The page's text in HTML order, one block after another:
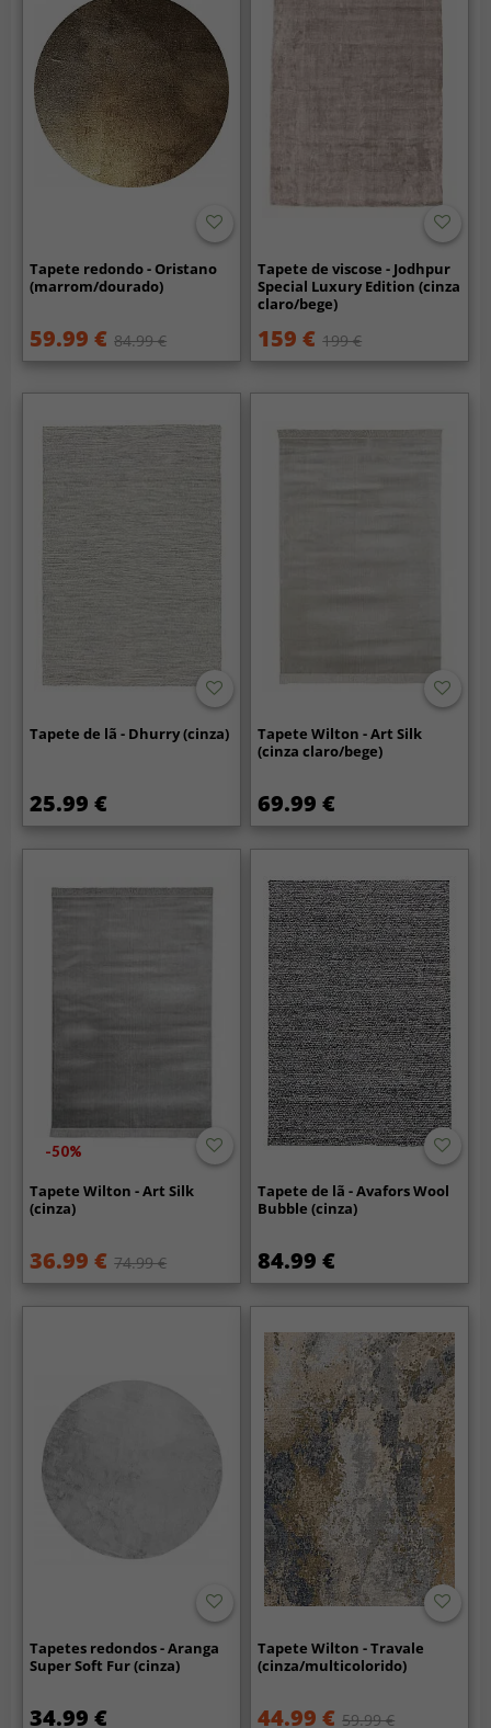
Tapete redondo - Oristano
(marrom/dourado)
59.99 € 84.99 €
Tapete de viscose - Jodhpur
Special Luxury Edition (cinza
claro/bege)
159 € 199 €
Tapete de lã - Dhurry (cinza)
25.99 €
Tapete Wilton - Art Silk
(cinza claro/bege)
69.99 €
-50%
Tapete Wilton - Art Silk
(cinza)
36.99 € 74.99 €
Tapete de lã - Avafors Wool
Bubble (cinza)
84.99 €
Tapetes redondos - Aranga
Super Soft Fur (cinza)
34.99 €
Tapete Wilton - Travale
(cinza/multicolorido)
44.99 € 59.99 €